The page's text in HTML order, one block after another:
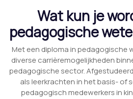
Wat kun je
pedagogische
Met een diploma in pedagogische
diverse carrièremogelijkheden
pedagogische sector.
als leerkrachten in het basis- of
pedagogisch medewerkers in